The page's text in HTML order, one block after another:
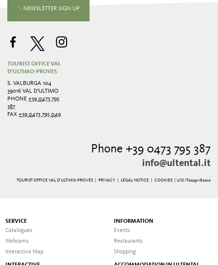
NEWSLETTER SIGN UP
TOURIST OFFICE VAL
D'ULTIMO-PROVES
S. VALBURGA 104
39016 VAL D'ULTIMO
PHONE+39 0473 795
387
FAX+39 0473 795 049
Phone +39 0473 795 387
info@ultental.it
TOURIST OFFICE VAL D'ULTIMO-PROVES | PRIVACY| LEGAL NOTICE COOKIES | UID IT02291180210
SERVICE
Catalogues
Webcams
Interactive Map
INFORMATION
Events
Restaurants
Shopping